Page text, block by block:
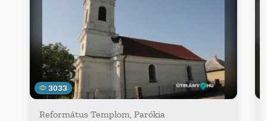
3033
Református Templom, Parókia